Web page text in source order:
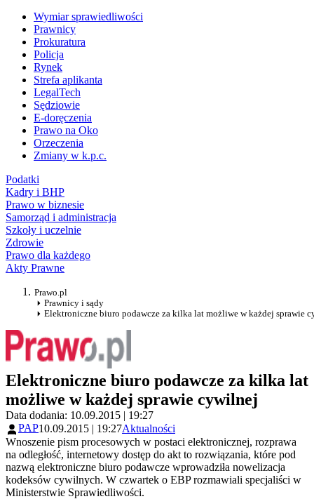
Wymiar sprawiedliwości
Prawnicy
Prokuratura
Policja
Rynek
Strefa aplikanta
LegalTech
Sędziowie
E-doręczenia
Prawo na Oko
Orzeczenia
Zmiany w k.p.c.
Podatki
Kadry i BHP
Prawo w biznesie
Samorząd i administracja
Szkoły i uczelnie
Zdrowie
Prawo dla każdego
Akty Prawne
Prawo.pl
Prawnicy i sądy
Elektroniczne biuro podawcze za kilka lat możliwe w każdej sprawie
Elektroniczne biuro podawcze za kilka lat
możliwe w każdej sprawie cywilnej
Data dodania: 10.09.2015 | 19:27
PAP10.09.2015 | 19:27Aktualności
Wnoszenie pism procesowych w postaci elektronicznej, rozprawa
na odległość, internetowy dostęp do akt to rozwiązania, które pod
nazwą elektroniczne biuro podawcze wprowadziła nowelizacja
kodeksów cywilnych. W czwartek o EBP rozmawiali specjaliści w
Ministerstwie Sprawiedliwości.